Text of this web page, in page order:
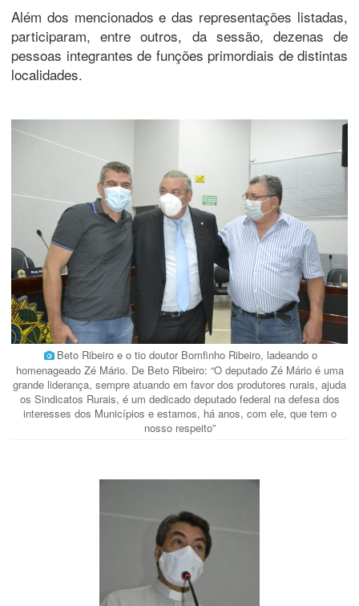
Além dos mencionados e das representações listadas,
participaram, entre outros, da sessão, dezenas de
pessoas integrantes de funções primordiais de distintas
localidades.
Beto Ribeiro e o tio doutor Bomfinho Ribeiro, ladeando o
homenageado Zé Mário. De Beto Ribeiro: “O deputado Zé Mário é uma
grande liderança, sempre atuando em favor dos produtores rurais, ajuda
os Sindicatos Rurais, é um dedicado deputado federal na defesa dos
interesses dos Municípios e estamos, há anos, com ele, que tem o
nosso respeito”